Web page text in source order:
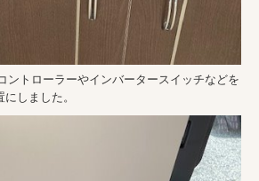
ントローラーやインバータースイッチなどを
しました。